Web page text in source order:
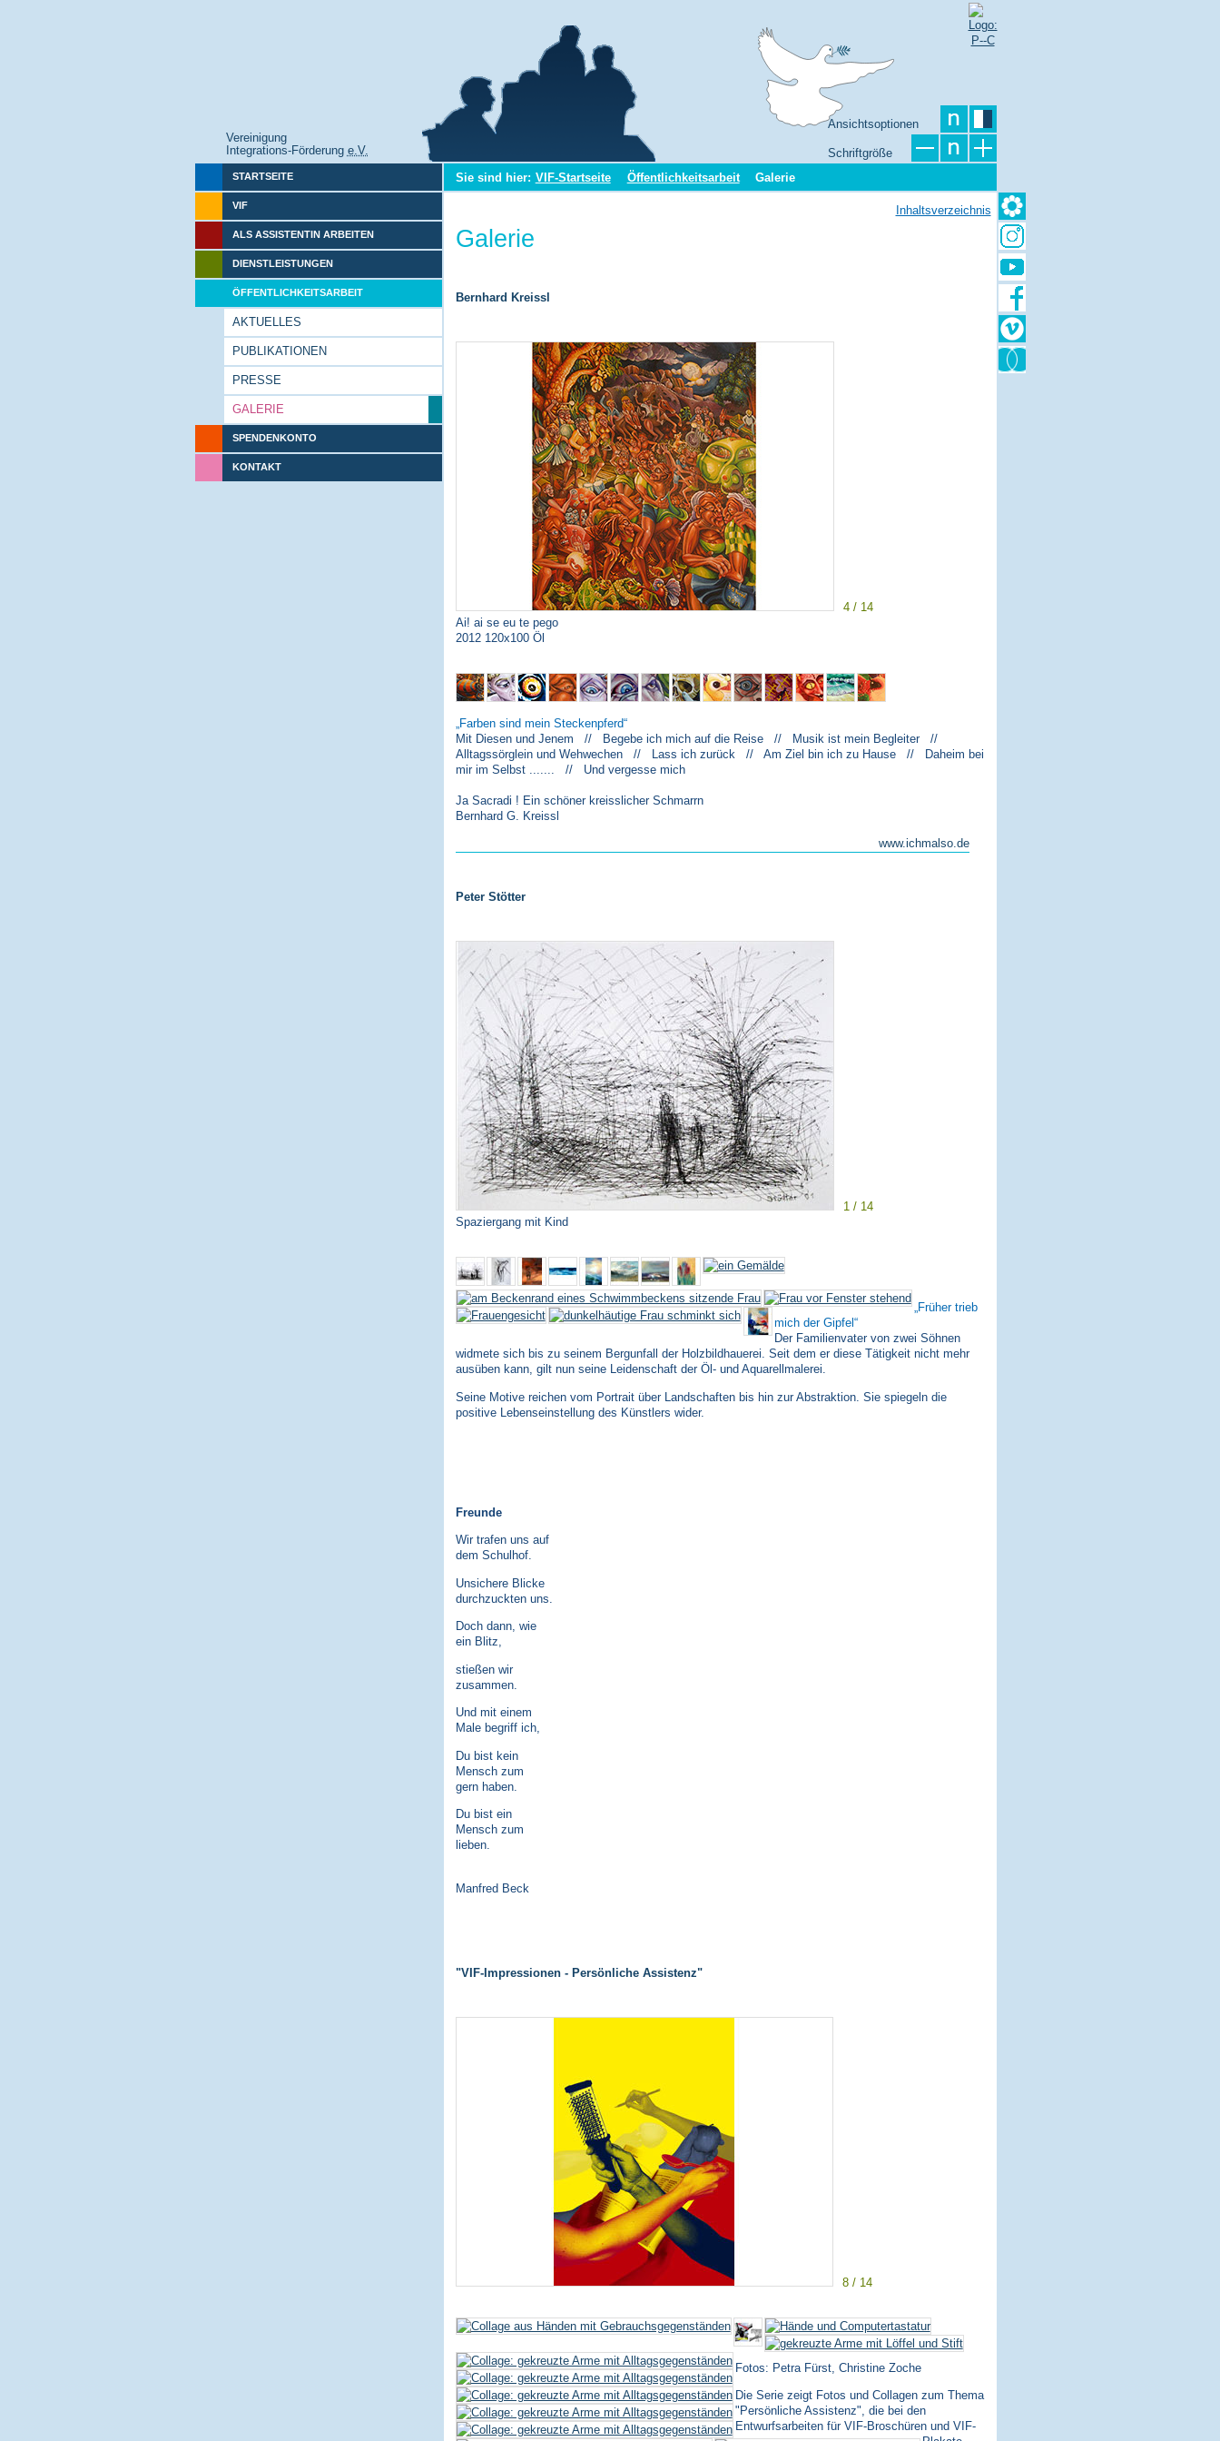
Vereinigung
Integrations-Förderung e.V.
Ansichtsoptionen
Schriftgröße
STARTSEITE
VIF
ALS ASSISTENTIN ARBEITEN
DIENSTLEISTUNGEN
ÖFFENTLICHKEITSARBEIT
AKTUELLES
PUBLIKATIONEN
PRESSE
GALERIE
SPENDENKONTO
KONTAKT
Sie sind hier: VIF-Startseite Öffentlichkeitsarbeit Galerie
Inhaltsverzeichnis
Galerie
Bernhard Kreissl
4 / 14
Ai! ai se eu te pego
2012 120x100 Öl
Farben sind mein Steckenpferd
Mit Diesen und Jenem // Begebe ich mich auf die Reise // Musik ist mein Begleiter //
Alltagssörglein und Wehwechen // Lass ich zurück // Am Ziel bin ich zu Hause // Daheim bei
mir im Selbst ....... // Und vergesse mich
Ja Sacradi ! Ein schöner kreisslicher Schmarrn
Bernhard G. Kreissl
www.ichmalso.de
Peter Stötter
1 / 14
Spaziergang mit Kind
Früher trieb
mich der Gipfel
Der Familienvater von zwei Söhnen
widmete sich bis zu seinem Bergunfall der Holzbildhauerei. Seit dem er diese Tätigkeit nicht mehr
ausüben kann, gilt nun seine Leidenschaft der Öl- und Aquarellmalerei.
Seine Motive reichen vom Portrait über Landschaften bis hin zur Abstraktion. Sie spiegeln die
positive Lebenseinstellung des Künstlers wider.
Freunde
Wir trafen uns auf
dem Schulhof.
Unsichere Blicke
durchzuckten uns.
Doch dann, wie
ein Blitz,
stießen wir
zusammen.
Und mit einem
Male begriff ich,
Du bist kein
Mensch zum
gern haben.
Du bist ein
Mensch zum
lieben.
Manfred Beck
"VIF-Impressionen - Persönliche Assistenz"
8 / 14
Fotos: Petra Fürst, Christine Zoche
Die Serie zeigt Fotos und Collagen zum Thema
"Persönliche Assistenz", die bei den
Entwurfsarbeiten für VIF-Broschüren und VIF-